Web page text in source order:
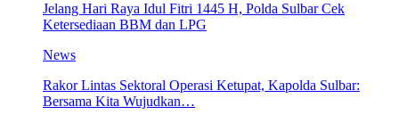
Jelang Hari Raya Idul Fitri 1445 H, Polda Sulbar Cek
Ketersediaan BBM dan LPG
News
Rakor Lintas Sektoral Operasi Ketupat, Kapolda Sulbar:
Bersama Kita Wujudkan…